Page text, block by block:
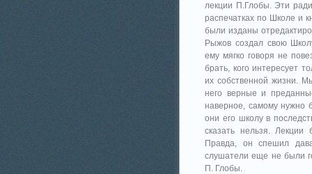
лекции П.Глобы. Эти
распечатках по Школе и
были изданы
Рыжов создал свою
ему мягко говоря не
брать, кого интересует
их собственной жизни.
него верные и
наверное, самому нужно
они его школу в
сказать нельзя.
Правда, он спешил
слушатели еще не были
П. Глобы.